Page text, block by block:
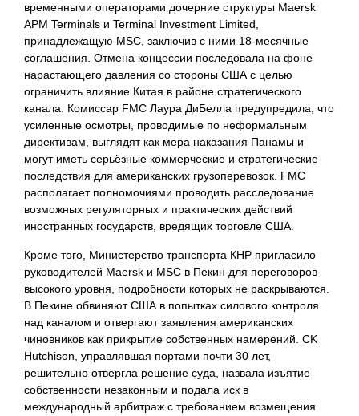
временными операторами дочерние структуры Maersk
APM Terminals и Terminal Investment Limited,
принадлежащую MSC, заключив с ними 18-месячные
соглашения. Отмена концессии последовала на фоне
нарастающего давления со стороны США с целью
ограничить влияние Китая в районе стратегического
канала. Комиссар FMC Лаура ДиБелла предупредила, что
усиленные осмотры, проводимые по неформальным
директивам, выглядят как мера наказания Панамы и
могут иметь серьёзные коммерческие и стратегические
последствия для американских грузоперевозок. FMC
располагает полномочиями проводить расследование
возможных регуляторных и практических действий
иностранных государств, вредящих торговле США.
Кроме того, Министерство транспорта КНР пригласило
руководителей Maersk и MSC в Пекин для переговоров
высокого уровня, подробности которых не раскрываются.
В Пекине обвиняют США в попытках силового контроля
над каналом и отвергают заявления американских
чиновников как прикрытие собственных намерений. CK
Hutchison, управлявшая портами почти 30 лет,
решительно отвергла решение суда, назвала изъятие
собственности незаконным и подала иск в
международный арбитраж с требованием возмещения